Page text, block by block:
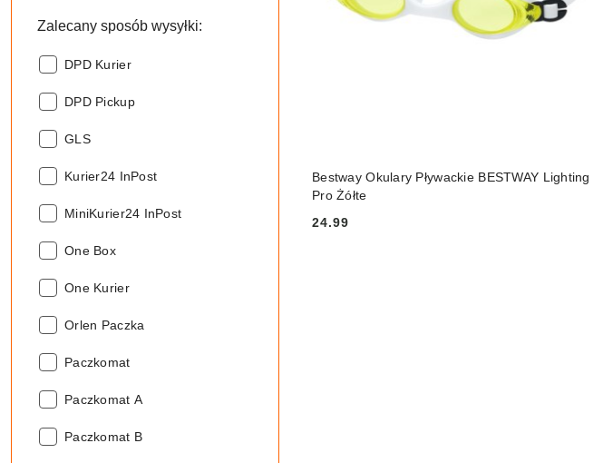
Zalecany sposób wysyłki:
Zalecany
wysyłki::
DPD Kurier
Zalecany
wysyłki::
DPD Pickup
Zalecany
wysyłki::
GLS
Zalecany
wysyłki::
Kurier24 InPost
Zalecany
wysyłki::
MiniKurier24 InPost
Zalecany
wysyłki::
One Box
Zalecany
wysyłki::
One Kurier
Zalecany
wysyłki::
Orlen Paczka
Zalecany
wysyłki::
Paczkomat
Zalecany
wysyłki::
Paczkomat A
Zalecany
Paczkomat B
Bestway Okulary Pływackie BESTWAY Lighting
Pro Żółte
Cena:
24.99